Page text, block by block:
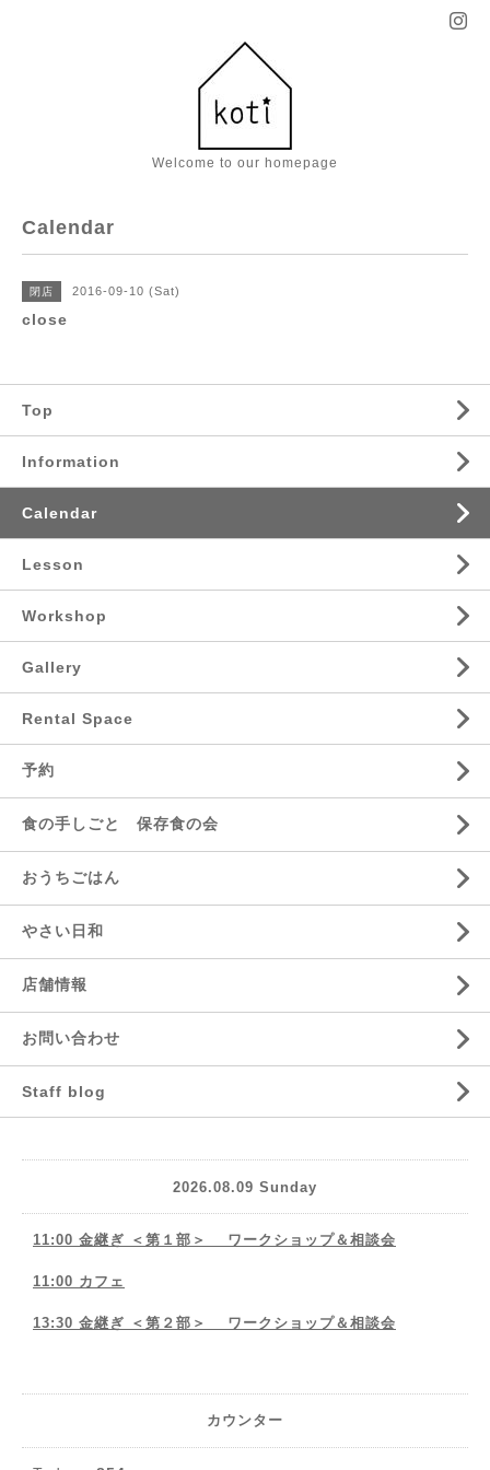
Welcome to our homepage
Calendar
閉店 2016-09-10 (Sat)
close
Top
Information
Calendar
Lesson
Workshop
Gallery
Rental Space
予約
食の手しごと 保存食の会
おうちごはん
やさい日和
店舗情報
お問い合わせ
Staff blog
2026.08.09 Sunday
11:00 金継ぎ ＜第１部＞ ワークショップ＆相談会
11:00 カフェ
13:30 金継ぎ ＜第２部＞ ワークショップ＆相談会
カウンター